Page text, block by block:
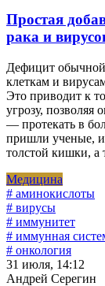
Простая
рака и
Дефицит
клеткам и
Это приводит к
угрозу, позволяя
— протекать в
пришли ученые,
толстой кишки, а
Медицина
# аминокислоты
# вирусы
# иммунитет
# иммунная
# онкология
31 июля, 14:12
Андрей Серегин